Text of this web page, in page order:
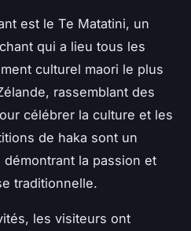
est le Te Matatini, un
qui a lieu tous les
culturel maori le plus
rassemblant des
célébrer la culture et les
de haka sont un
la passion et
traditionnelle.
les visiteurs ont